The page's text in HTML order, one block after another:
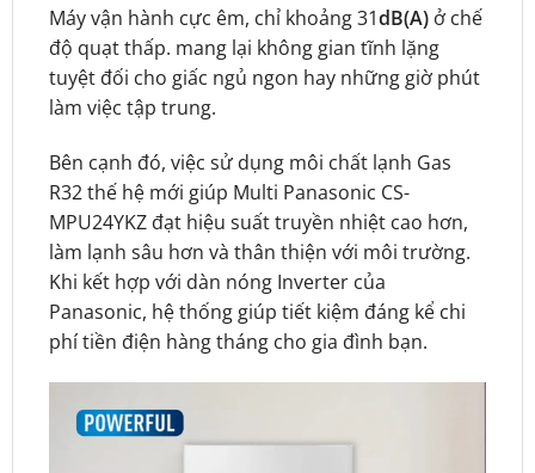
Máy vận hành cực êm, chỉ khoảng 31dB(A)ở chế
độ quạt thấp. mang lại không gian tĩnh lặng
tuyệt đối cho giấc ngủ ngon hay những giờ phút
làm việc tập trung.
Bên cạnh đó, việc sử dụng môi chất lạnh Gas
R32 thế hệ mới giúp Multi Panasonic CS-
MPU24YKZđạt hiệu suất truyền nhiệt cao hơn,
làm lạnh sâu hơn và thân thiện với môi trường.
Khi kết hợp với dàn nóng Inverter của
Panasonic, hệ thống giúp tiết kiệm đáng kể chi
phí tiền điện hàng tháng cho gia đình bạn.